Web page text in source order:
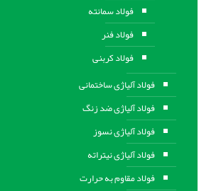
فولاد سمانته
فولاد فنر
فولاد کربنی
فولاد آلیاژی ساختمانی
فولاد آلیاژی ضد زنگ
فولاد آلیاژی نسوز
فولاد آلیاژی نیتراته
فولاد مقاوم به حرارت